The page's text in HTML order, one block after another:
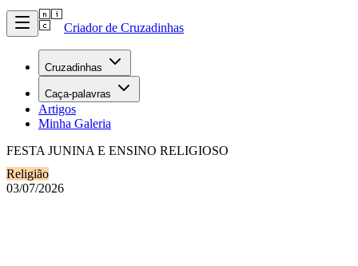
Criador de Cruzadinhas
Cruzadinhas
Caça-palavras
Artigos
Minha Galeria
FESTA JUNINA E ENSINO RELIGIOSO
Religião
03/07/2026